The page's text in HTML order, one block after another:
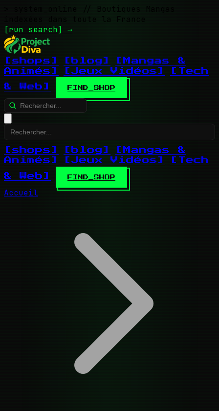
// Boutiques Mangas
indexées dans toute la France
[run search] →
[shops] [blog]
[Mangas &
Animés]
[Jeux Vidéos]
[Tech
& Web]
FIND_SHOP
[shops] [blog]
[Mangas &
Animés]
[Jeux Vidéos]
[Tech
& Web]
FIND_SHOP
Accueil